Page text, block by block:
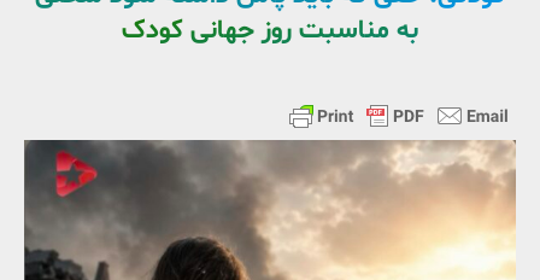
به مناسبت روز جهانی کودک